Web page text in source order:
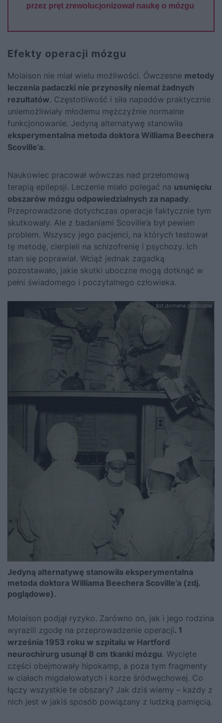
przez pręt zrewolucjonizował naukę o mózgu
Efekty operacji mózgu
Molaison nie miał wielu możliwości. Ówczesne metody
leczenia padaczki nie przynosiły niemal żadnych
rezultatów. Częstotliwość i siła napadów praktycznie
uniemożliwiały młodemu mężczyźnie normalne
funkcjonowanie. Jedyną alternatywę stanowiła
eksperymentalna metoda doktora Williama Beechera
Scoville’a.
Naukowiec pracował wówczas nad przełomową
terapią epilepsji. Leczenie miało polegać na usunięciu
obszarów mózgu odpowiedzialnych za napady.
Przeprowadzone dotychczas operacje faktycznie tym
skutkowały. Ale z badaniami Scoville’a był pewien
problem. Wszyscy jego pacjenci, na których testował
tę metodę, cierpieli na schizofrenię i psychozy. Ich
stan się poprawiał. Wciąż jednak zagadką
pozostawało, jakie skutki uboczne mogą dotknąć w
pełni świadomego i poczytalnego człowieka.
fot.domena publiczna
Jedyną alternatywę stanowiła eksperymentalna
metoda doktora Williama Beechera Scoville’a (zdj.
poglądowe).
Molaison podjął ryzyko. Zarówno on, jak i jego rodzina
wyrazili zgodę na przeprowadzenie operacji. 1
września 1953 roku w szpitalu w Hartford
neurochirurg usunął 8 cm tkanki mózgu. Wycięte
części obejmowały hipokamp, a poza tym fragmenty
w ciałach migdałowatych i korze śródwęchowej. Co
łączy wszystkie te obszary? Jak dziś wiemy – każdy z
nich jest w jakiś sposób powiązany z ludzką pamięcią.